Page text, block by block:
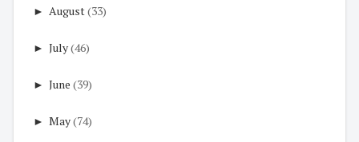
► August(33)
► July(46)
► June (39)
► May(74)